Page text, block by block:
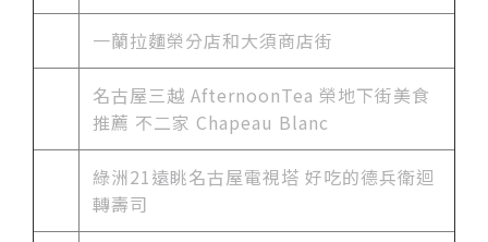
一蘭拉麵榮分店和大須商店街
名古屋三越 AfternoonTea 榮地下街美食
推薦 不二家 Chapeau Blanc
綠洲21遠眺名古屋電視塔 好吃的德兵衛迴
轉壽司